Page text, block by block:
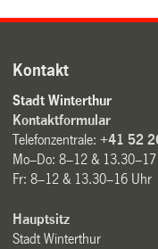
Kontakt
Stadt Winterthur
Kontaktformular
Telefonzentrale:+41 52
Mo–Do: 8–12 &
Fr: 8–12 & 13.30–16 Uhr
Hauptsitz
Stadt Winterthur